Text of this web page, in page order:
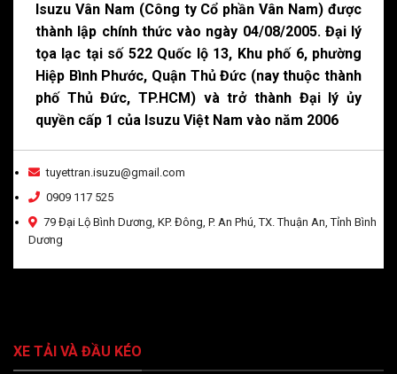
Isuzu Vân Nam (Công ty Cổ phần Vân Nam) được
thành lập chính thức vào ngày 04/08/2005. Đại lý
tọa lạc tại số 522 Quốc lộ 13, Khu phố 6, phường
Hiệp Bình Phước, Quận Thủ Đức (nay thuộc thành
phố Thủ Đức, TP.HCM) và trở thành Đại lý ủy
quyền cấp 1 của Isuzu Việt Nam vào năm 2006
tuyettran.isuzu@gmail.com
0909 117 525
79 Đại Lộ Bình Dương, KP. Đông, P. An Phú, TX. Thuận An, Tỉnh Bình
Dương
XE TẢI VÀ ĐẦU KÉO